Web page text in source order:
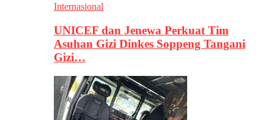
Internasional
UNICEF dan Jenewa Perkuat Tim
Asuhan Gizi Dinkes Soppeng Tangani
Gizi…